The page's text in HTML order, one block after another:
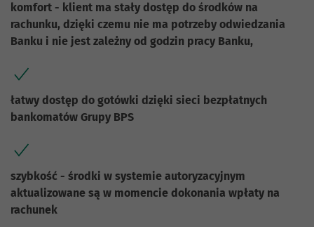
komfort - klient ma stały dostęp do środków na
rachunku, dzięki czemu nie ma potrzeby odwiedzania
Banku i nie jest zależny od godzin pracy Banku,
łatwy dostęp do gotówki dzięki sieci bezpłatnych
bankomatów Grupy BPS
szybkość - środki w systemie autoryzacyjnym
aktualizowane są w momencie dokonania wpłaty na
rachunek